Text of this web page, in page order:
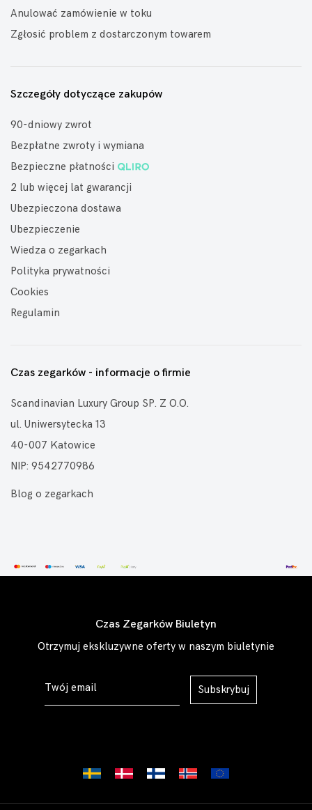
Anulować zamówienie w toku
Zgłosić problem z dostarczonym towarem
Szczegóły dotyczące zakupów
90-dniowy zwrot
Bezpłatne zwroty i wymiana
Bezpieczne płatności
2 lub więcej lat gwarancji
Ubezpieczona dostawa
Ubezpieczenie
Wiedza o zegarkach
Polityka prywatności
Cookies
Regulamin
Czas zegarków - informacje o firmie
Scandinavian Luxury Group SP. Z O.O.
ul. Uniwersytecka 13
40-007 Katowice
NIP: 9542770986
Blog o zegarkach
Czas Zegarków Biuletyn
Otrzymuj ekskluzywne oferty w naszym biuletynie
Subskrybuj